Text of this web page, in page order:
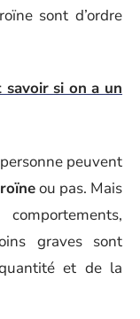
sont d’ordre
savoir si on a un
peuvent
ou pas. Mais
graves sont
et de la